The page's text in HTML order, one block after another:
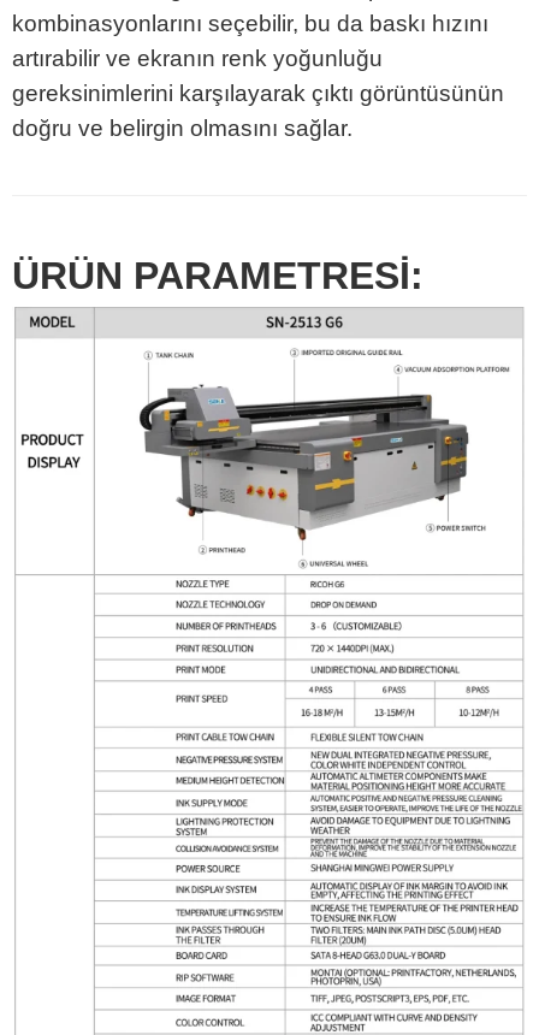
kombinasyonlarını seçebilir, bu da baskı hızını
artırabilir ve ekranın renk yoğunluğu
gereksinimlerini karşılayarak çıktı görüntüsünün
doğru ve belirgin olmasını sağlar.
ÜRÜN PARAMETRESİ: